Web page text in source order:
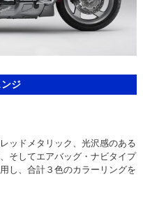
ジ
ッドメタリック、光沢感のある
そしてエアバッグ・ナビタイプ
し、合計３色のカラーリングを